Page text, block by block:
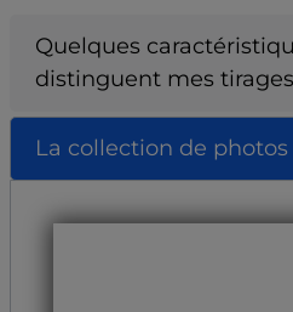
Quelques
distinguent mes
La collection de